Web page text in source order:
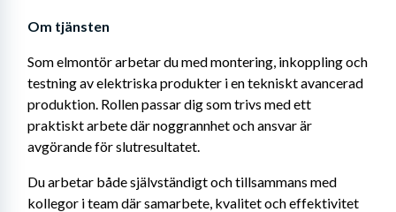
Om tjänsten
Som elmontör arbetar du med montering, inkoppling och
testning av elektriska produkter i en tekniskt avancerad
produktion. Rollen passar dig som trivs med ett
praktiskt arbete där noggrannhet och ansvar är
avgörande för slutresultatet.
Du arbetar både självständigt och tillsammans med
kollegor i team där samarbete, kvalitet och effektivitet